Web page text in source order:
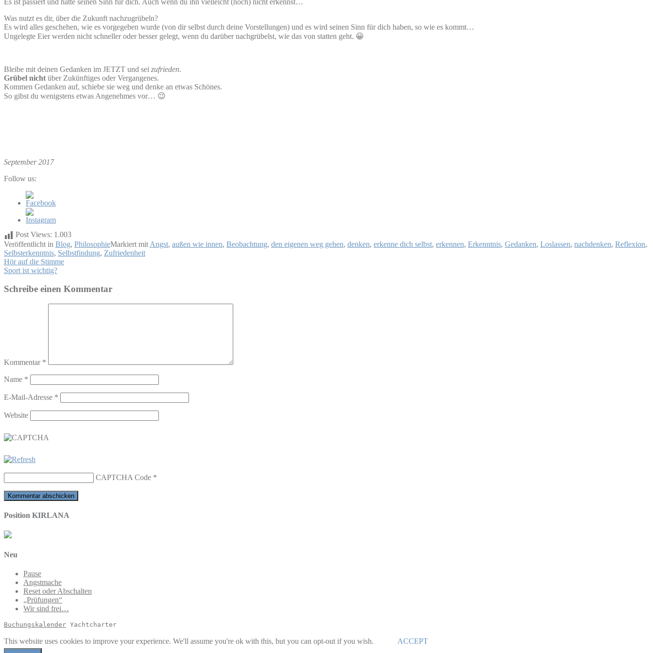
Was nutzt es dir, über die Zukunft nachzugrübeln?
Es wird alles geschehen, wie es vorgegeben wurde (von dir selbst durch deine Vorstellungen) und es wird seinen Sinn für dich haben, so wie es kommt…
Ungelegte Eier werden nicht schneller oder besser gelegt, wenn du darüber nachgrübelst, wie das von statten geht. 😀
Bleibe mit deinen Gedanken im JETZT und sei zufrieden.
Grübel nicht über Zukünftiges oder Vergangenes.
Kommen Gedanken auf, schiebe sie weg und denke an etwas Schönes.
So gibst du wenigstens etwas Angenehmes vor… 😉
September 2017
Follow us:
Post Views: 1.003
Veröffentlicht in Blog, PhilosophieMarkiert mit Angst, außen wie innen, Beobachtung, den eigenen weg gehen, denken, erkenne dich selbst, erkennen, Erkenntnis, Gedanken, Loslassen, nachdenken, Reflexion,
Selbsterkenntnis, Selbstfindung, Zufriedenheit
Beitragsnavigation
Hör auf die Stimme
Sport ist wichtig?
Schreibe einen Kommentar
Kommentar *
Name *
E-Mail-Adresse *
Website
CAPTCHA Code *
Position KIRLANA
Neu
Pause
Angstmache
Reset oder Abschalten
„Prüfungen“
Wir sind frei…
Buchungskalender Yachtcharter
This website uses cookies to improve your experience. We'll assume you're ok with this, but you can opt-out if you wish. ACCEPT